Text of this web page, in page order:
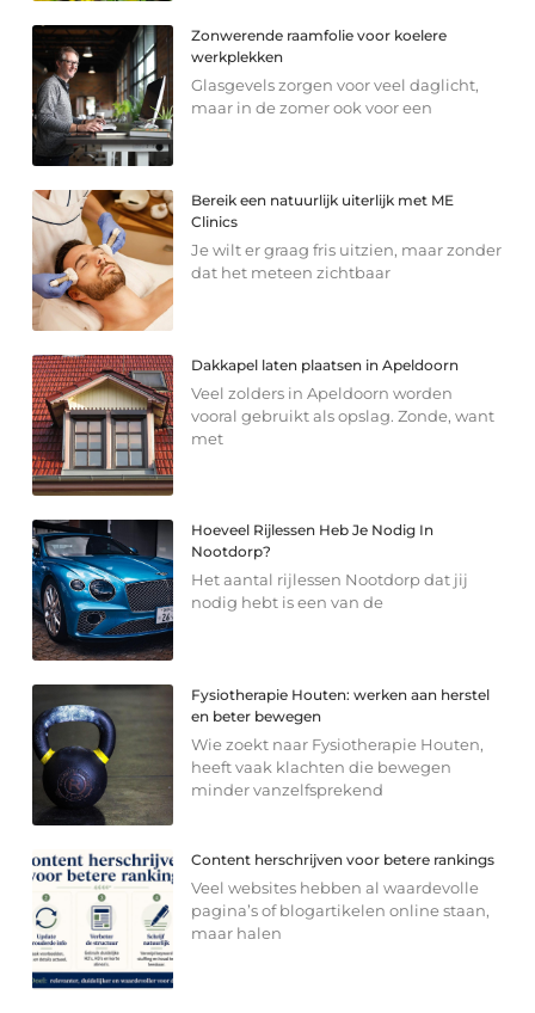
Zonwerende raamfolie voor koelere
werkplekken
Glasgevels zorgen voor veel daglicht,
maar in de zomer ook voor een
Bereik een natuurlijk uiterlijk met ME
Clinics
Je wilt er graag fris uitzien, maar zonder
dat het meteen zichtbaar
Dakkapel laten plaatsen in Apeldoorn
Veel zolders in Apeldoorn worden
vooral gebruikt als opslag. Zonde, want
met
Hoeveel Rijlessen Heb Je Nodig In
Nootdorp?
Het aantal rijlessen Nootdorp dat jij
nodig hebt is een van de
Fysiotherapie Houten: werken aan herstel
en beter bewegen
Wie zoekt naar Fysiotherapie Houten,
heeft vaak klachten die bewegen
minder vanzelfsprekend
Content herschrijven voor betere rankings
Veel websites hebben al waardevolle
pagina’s of blogartikelen online staan,
maar halen